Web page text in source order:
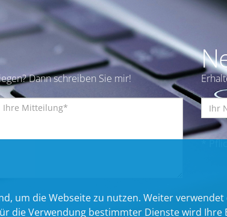
Dann schreiben Sie mir!
*
um die Webseite zu nutzen. Weiter
die Verwendung bestimmter Dienste wird